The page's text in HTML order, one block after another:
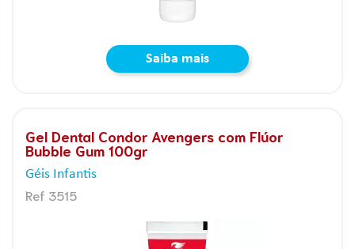
Saiba mais
Gel Dental Condor Avengers com Flúor
Bubble Gum 100gr
Géis Infantis
Ref 3515